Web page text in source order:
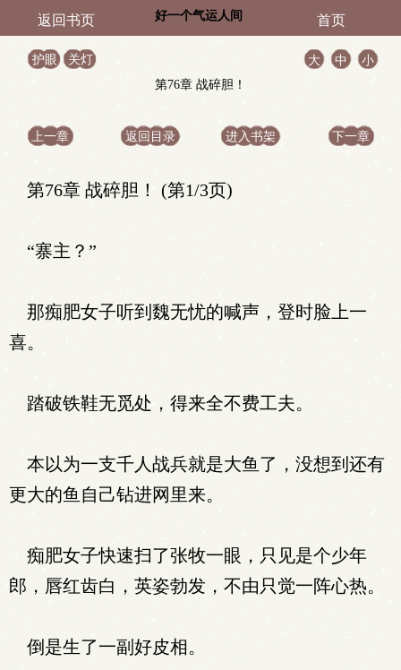
返回书页 好一个气运人间 首页
护眼 关灯 大 中
小
第76章 战碎胆！
上一章 返回目录 进入书架 下一章
第76章 战碎胆！ (第1/3页)
“寨主？”
那痴肥女子听到魏无忧的喊声，登时脸上一
喜。
踏破铁鞋无觅处，得来全不费工夫。
本以为一支千人战兵就是大鱼了，没想到还有
更大的鱼自己钻进网里来。
痴肥女子快速扫了张牧一眼，只见是个少年
郎，唇红齿白，英姿勃发，不由只觉一阵心热。
倒是生了一副好皮相。